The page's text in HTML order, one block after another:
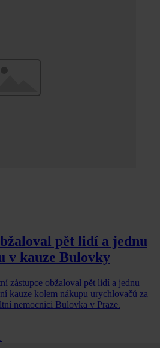
pět lidí a jednu
v kauze Bulovky
zástupce obžaloval pět lidí a jednu
kauze kolem nákupu urychlovačů za
nemocnici Bulovka v Praze.